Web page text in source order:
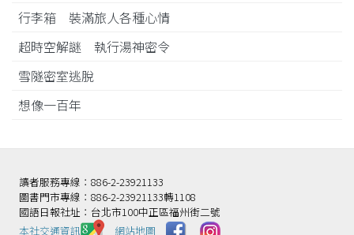
行李箱 裝滿旅人各種心情
超時空解謎 執行湯神密令
雪隧密室逃脫
想像一百年
讀者服務專線：886-2-23921133
圖書門市專線：886-2-23921133轉1108
國語日報社址：台北市100中正區福州街二號
本社交通資訊️
網站地圖